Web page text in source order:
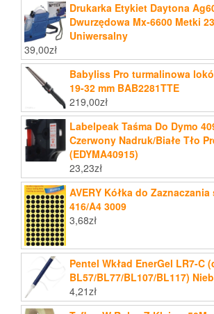
Drukarka Etykiet Daytona
Dwurzędowa Mx-6600 Metki
Uniwersalny
39,00zł
Babyliss Pro turmalinowa
19-32 mm BAB2281TTE
219,00zł
Labelpeak Taśma Do Dymo
Czerwony Nadruk/Białe Tło
(EDYMA40915)
23,23zł
AVERY Kółka do Zaznaczania
416/A4 3009
3,68zł
Pentel Wkład EnerGel LR7-C
BL57/BL77/BL107/BL117)
4,21zł